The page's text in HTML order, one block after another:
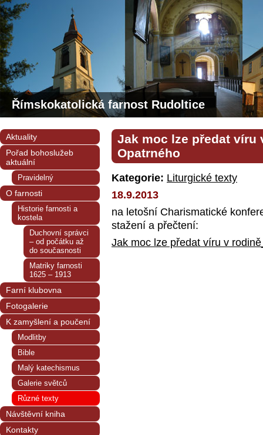
Římskokatolická farnost Rudoltice
Jak moc lze předat víru
Opatrného
Kategorie: Liturgické texty
18.9.2013
na letošní Charismatické
stažení a přečtení:
Jak moc lze předat víru v
Aktuality
Pořad bohoslužeb
aktuální
Pravidelný
O farnosti
Historie farnosti a
kostela
Duchovní správci
– od počátku až
do současnosti
Matriky farnosti
1625 – 1913
Farní klubovna
Fotogalerie
K zamyšlení a poučení
Modlitby
Bible
Malý katechismus
Galerie světců
Různé texty
Návštěvní kniha
Kontakty